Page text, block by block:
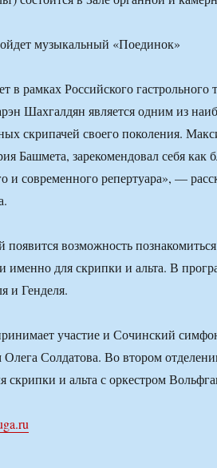
в рамках Российского
Шахгалдян является одним из
скрипачей своего поколения.
Башмета, зарекомендовал себя как
и современного репертуара», —
появится возможность
именно для скрипки и альта. В
и Генделя.
участие и Сочинский
Солдатова. Во втором
скрипки и альта с оркестром